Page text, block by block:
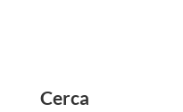
Cerca